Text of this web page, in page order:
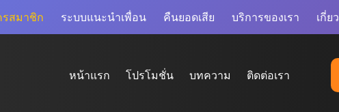
สมาชิก ระบบแนะนำเพื่อน คืนยอดเสีย บริการของเรา เกี่ย
หน้าแรก โปรโมชั่น บทความ ติดต่อเรา